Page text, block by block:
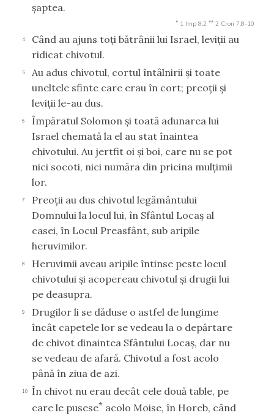
şaptea.
* 1 Imp 8:2 ** 2 Cron 7:8-10
4
Când au ajuns toţi bătrânii lui Israel, leviţii au
ridicat chivotul.
5
Au adus chivotul, cortul întâlnirii şi toate
uneltele sfinte care erau în cort; preoţii şi
leviţii le-au dus.
6
Împăratul Solomon şi toată adunarea lui
Israel chemată la el au stat înaintea
chivotului. Au jertfit oi şi boi, care nu se pot
nici socoti, nici număra din pricina mulţimii
lor.
7
Preoţii au dus chivotul legământului
Domnului la locul lui, în Sfântul Locaş al
casei, în Locul Preasfânt, sub aripile
heruvimilor.
8
Heruvimii aveau aripile întinse peste locul
chivotului şi acopereau chivotul şi drugii lui
pe deasupra.
9
Drugilor li se dăduse o astfel de lungime
încât capetele lor se vedeau la o depărtare
de chivot dinaintea Sfântului Locaş, dar nu
se vedeau de afară. Chivotul a fost acolo
până în ziua de azi.
10
În chivot nu erau decât cele două table, pe
care le pusese* acolo Moise, în Horeb, când